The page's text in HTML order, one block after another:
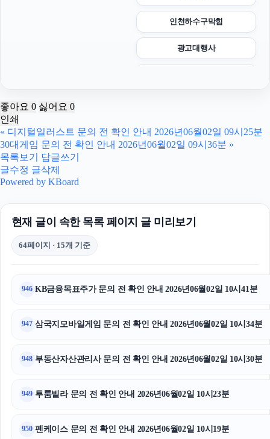
인천하수구막힘
광고대행사
야구반티
강남치과
이혼전문변호사
좋아요 0 싫어요 0
인쇄
« 디지털일러스트 문의 전 확인 안내 2026년06월02일 09시25분
30대게임 문의 전 확인 안내 2026년06월02일 09시36분 »
목록보기
답글쓰기
글수정 글삭제
Powered by KBoard
현재 글이 속한 목록 페이지 글 미리보기
64페이지 · 15개 기준
946 KB금융목표주가 문의 전 확인 안내 2026년06월02일 10시41분
947 삼국지모바일게임 문의 전 확인 안내 2026년06월02일 10시34분
948 부동산자산관리사 문의 전 확인 안내 2026년06월02일 10시30분
949 투룸빌라 문의 전 확인 안내 2026년06월02일 10시23분
950 펜케이스 문의 전 확인 안내 2026년06월02일 10시19분